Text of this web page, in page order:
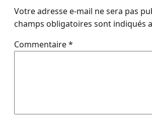
Votre adresse e-mail ne sera pas
champs obligatoires sont indiqués
Commentaire*